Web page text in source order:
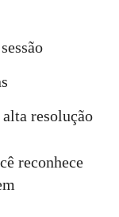
resolução
reconhece